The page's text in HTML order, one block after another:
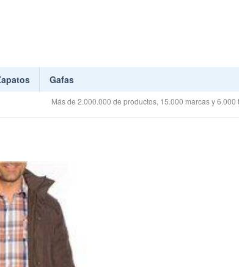
Gafas
Más de 2.000.000 de productos, 15.000 marcas y 6.000